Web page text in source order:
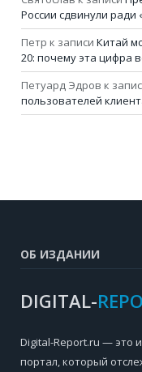
России сдвинули ради
Петр к записи Китай
20: почему эта цифра
Петуард Эдров к
пользователей
ОБ ИЗДАНИИ
DIGITAL-
Digital-Report.ru — это
портал, который